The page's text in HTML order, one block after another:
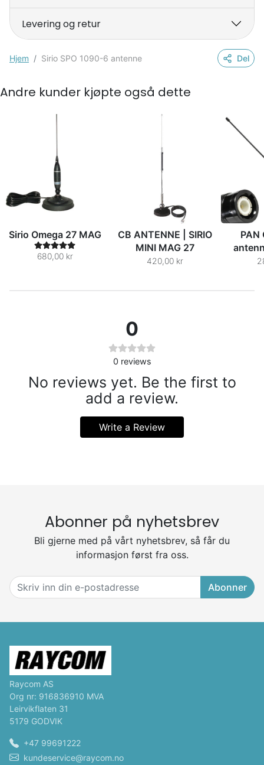
Levering og retur
Hjem Sirio SPO 1090-6 antenne Del
Andre kunder kjøpte også dette
Sirio Omega 27 MAG
680,00 kr
CB ANTENNE | SIRIO
MINI MAG 27
420,00 kr
PAN
0
0 reviews
No reviews yet. Be the first to
add a review.
Write a Review
Abonner på nyhetsbrev
Bli gjerne med på vårt nyhetsbrev, så får du
informasjon først fra oss.
Abonner
Raycom AS
Org nr: 916836910 MVA
Leirvikflaten 31
5179 GODVIK
+47 99691222
kundeservice@raycom.no